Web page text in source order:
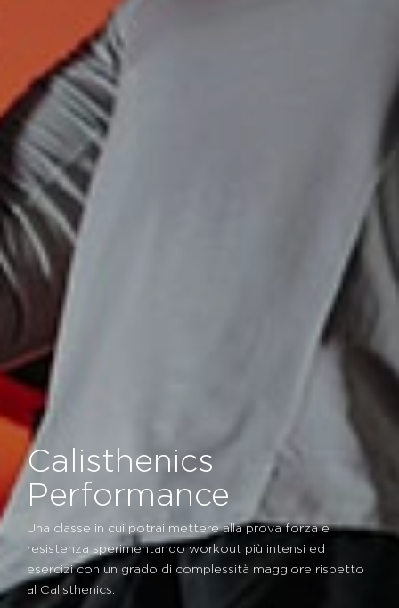
Calisthenics
Performance
Una classe in cui potrai mettere alla prova forza e
resistenza sperimentando workout più intensi ed
esercizi con un grado di complessità maggiore rispetto
al Calisthenics.